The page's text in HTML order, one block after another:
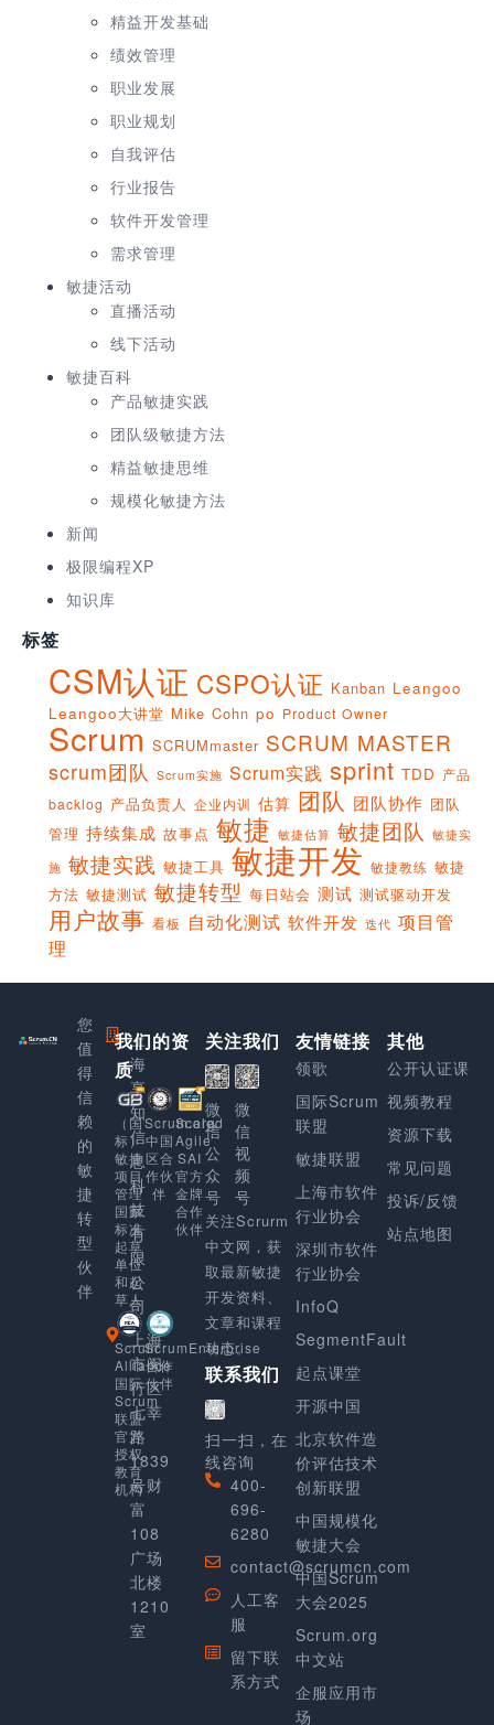
精益开发基础
绩效管理
职业发展
职业规划
自我评估
行业报告
软件开发管理
需求管理
敏捷活动
直播活动
线下活动
敏捷百科
产品敏捷实践
团队级敏捷方法
精益敏捷思维
规模化敏捷方法
新闻
极限编程XP
知识库
标签
CSM认证 CSPO认证 Kanban Leangoo
Leangoo大讲堂 Mike Cohn po Product Owner
Scrum SCRUMmaster SCRUM MASTER
scrum团队 Scrum实施 Scrum实践 sprint TDD 产品
backlog 产品负责人 企业内训 估算 团队 团队协作 团队
管理 持续集成 故事点 敏捷 敏捷估算 敏捷团队 敏捷实
施 敏捷实践 敏捷工具 敏捷开发 敏捷教练 敏捷
方法 敏捷测试 敏捷转型 每日站会 测试 测试驱动开发
用户故事 看板 自动化测试 软件开发 迭代 项目管
理
您
值
得
信
赖
的
敏
捷
转
型
伙
伴
上
海
享
知
信
息
科
技
有
限
公
司
上海
市闵
行区
七莘
路
1839
号财
富
108
广场
北楼
1210
室
我们的资
质
（国
标）
敏捷
项目
管理
国家
标准
起草
单位
和起
草人
Scrum.org
中国
区合
作伙
伴
Scaled
Agile
SAI
官方
金牌
合作
伙伴
Scrum
Alliance
国际
Scrum
联盟
官方
授权
教育
机构
ScrumEnterprise
合作
伙伴
关注我们
微
信
公
众
号
微
信
视
频
号
关注Scrurm
中文网，获
取最新敏捷
开发资料、
文章和课程
动态。
联系我们
扫一扫，在
线咨询
400-
696-
6280
contact@scrumcn.com
人工客
服
留下联
系方式
友情链接
领歌
国际Scrum
联盟
敏捷联盟
上海市软件
行业协会
深圳市软件
行业协会
InfoQ
SegmentFault
起点课堂
开源中国
北京软件造
价评估技术
创新联盟
中国规模化
敏捷大会
中国Scrum
大会2025
Scrum.org
中文站
企服应用市
场
其他
公开认证课
视频教程
资源下载
常见问题
投诉/反馈
站点地图